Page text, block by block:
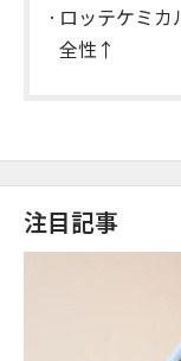
ロッテケミ
全性↑
注目記事